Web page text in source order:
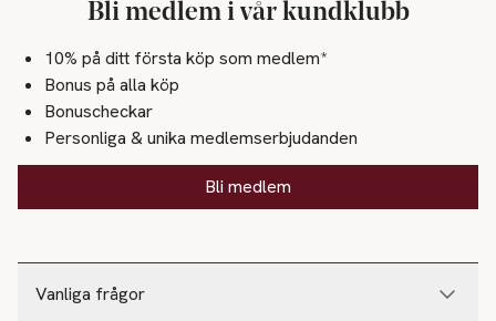
Vanliga frågor
Bli medlem i vår kundklubb
10% på ditt första köp som medlem*
Bonus på alla köp
Bonuscheckar
Personliga & unika medlemserbjudanden
Bli medlem